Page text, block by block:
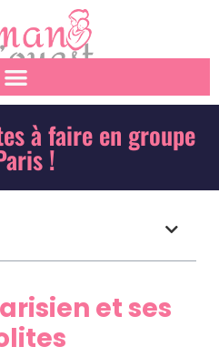
à faire en groupe
!
et ses